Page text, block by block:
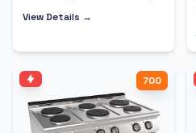
View Details →
700